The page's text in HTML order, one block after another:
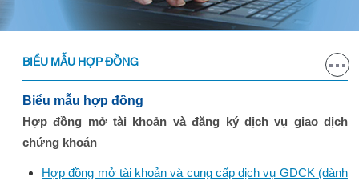
BIỂU MẪU HỢP ĐỒNG
Biểu mẫu hợp đồng
Hợp đồng mở tài khoản và đăng ký dịch vụ giao dịch
chứng khoán
Hợp đồng mở tài khoản và cung cấp dịch vụ GDCK (dành